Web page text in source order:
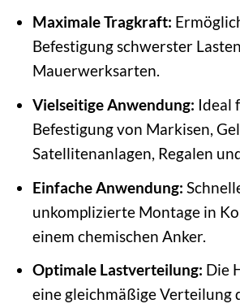
Maximale Tragkraft:
Befestigung schwerster
Mauerwerksarten.
Vielseitige Anwendung: Ideal
Befestigung von Markisen,
Satellitenanlagen, Regalen
Einfache Anwendung:
unkomplizierte Montage in
einem chemischen Anker.
Optimale Lastverteilung: Die
eine gleichmäßige Verteilung